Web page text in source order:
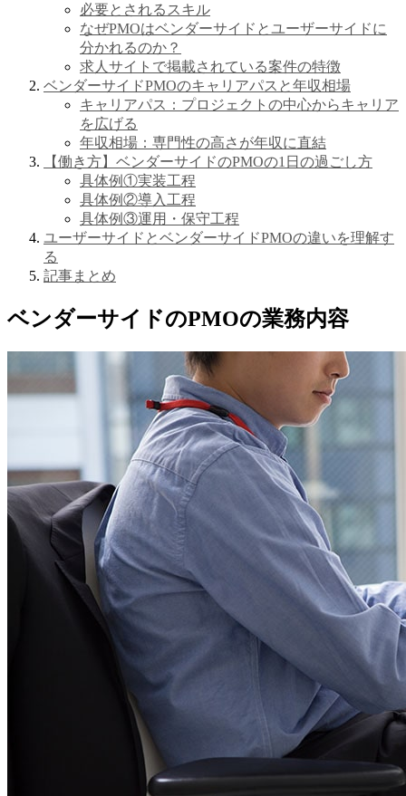
必要とされるスキル
なぜPMOはベンダーサイドとユーザーサイドに
分かれるのか？
求人サイトで掲載されている案件の特徴
ベンダーサイドPMOのキャリアパスと年収相場
キャリアパス：プロジェクトの中心からキャリア
を広げる
年収相場：専門性の高さが年収に直結
【働き方】ベンダーサイドのPMOの1日の過ごし方
具体例①実装工程
具体例②導入工程
具体例③運用・保守工程
ユーザーサイドとベンダーサイドPMOの違いを理解す
る
記事まとめ
ベンダーサイドのPMOの業務内容